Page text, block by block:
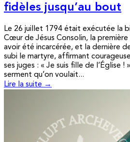
fidèles jusqu’au bout
Le 26 juillet 1794 était exécutée la
Cœur de Jésus Consolin, la première
avoir été incarcérée, et la dernière
subi le martyre, affirmant
ses juges : « Je suis fille de l’Église
serment qu’on voulait...
Lire la suite →